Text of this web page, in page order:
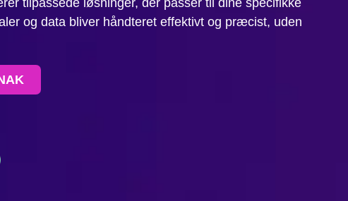
og data bliver håndteret effektivt og præcist, uden